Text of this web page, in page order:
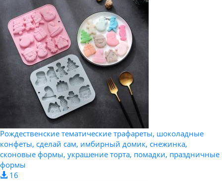
Рождественские тематические трафареты, шоколадные
конфеты, сделай сам, имбирный домик, снежинка,
сконовые формы, украшение торта, помадки, праздничные
формы
16